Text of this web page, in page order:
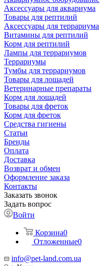
Аксессуары для аквариума
Товары для рептилий
Аксессуары для террариума
Витамины для рептилий
Корм для рептилий
Лампы для террариумов
Террариумы
Тумбы для террариумов
Товары для лошадей
Ветеринарные препараты
Корм для лошадей
Товары для фреток
Корм для фреток
Средства гигиены
Статьи
Бренды
Оплата
Доставка
Возврат и обмен
Оформление заказа
Контакты
Заказать звонок
Задать вопрос
Войти
Корзина0
Отложенные0
info@pet-land.com.ua